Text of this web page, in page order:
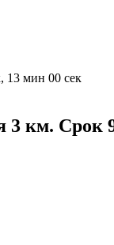
13 мин 00 сек
3 км. Срок